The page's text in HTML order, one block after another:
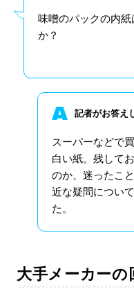
味噌のパックの内紙
か？
記者がお答え
スーパーなどで
白い紙。残して
のか、迷ったこ
近な疑問につい
た。
大手メーカーの